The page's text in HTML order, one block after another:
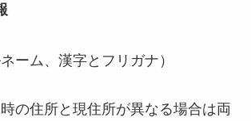
ーム、漢字とフリガナ）
の住所と現住所が異なる場合は両